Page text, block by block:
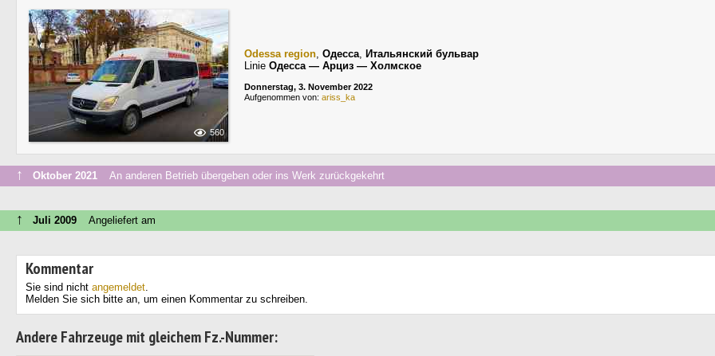
560
Odessa region, Одесса, Итальянский бульвар
Linie Одесса — Арциз — Холмское
Donnerstag, 3. November 2022
Aufgenommen von: ariss_ka
↑ Oktober 2021 An anderen Betrieb übergeben oder ins Werk zurückgekehrt
↑ Juli 2009 Angeliefert am
Kommentar
Sie sind nicht angemeldet.
Melden Sie sich bitte an, um einen Kommentar zu schreiben.
Andere Fahrzeuge mit gleichem Fz.-Nummer: